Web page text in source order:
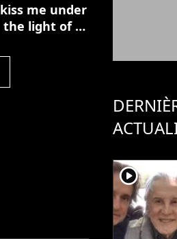
kiss me under
the light of a
player2